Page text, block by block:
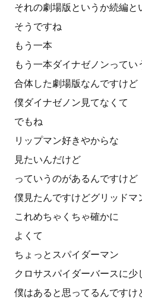
それの劇場版というか続編と
そうですね
もう一本
もう一本ダイナゼノンってい
合体した劇場版なんですけど
僕ダイナゼノン見てなくて
でもね
リップマン好きやからな
見たいんだけど
っていうのがあるんですけど
僕見たんですけどグリッドマ
これめちゃくちゃ確かに
よくて
ちょっとスパイダーマン
クロサスパイダーバースに少
僕はあると思ってるんですけ